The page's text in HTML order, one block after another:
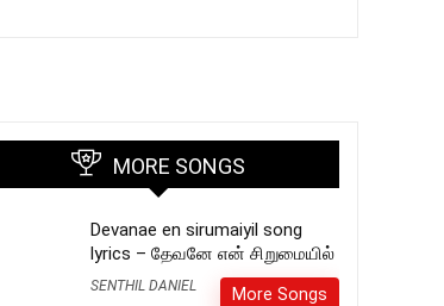
MORE SONGS
Devanae en sirumaiyil song
lyrics – தேவனே என் சிறுமையில்
SENTHIL DANIEL More Songs